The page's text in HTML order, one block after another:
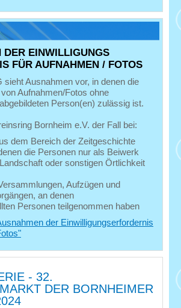
DER EINWILLIGUNGS
FÜR AUFNAHMEN / FOTOS
sieht Ausnahmen vor, in denen die
Aufnahmen/Fotos ohne
Person(en) zulässig ist.
Bornheim e.V. der Fall bei:
dem Bereich der Zeitgeschichte
die Personen nur als Beiwerk
oder sonstigen Örtlichkeit
Aufzügen und
an denen
Personen teilgenommen haben
der Einwilligungserfordernis
- 32.
DER BORNHEIMER